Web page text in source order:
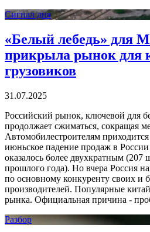
Сигнал дня
«Белый лебедь» для
прикрыла рынок для
грузовиков
31.07.2025
Российский рынок, ключевой для
продолжает сжиматься, сокращая
Автомобилестроителям
июньское падение продаж в
оказалось более двухкратным
прошлого года). Но вчера Россия
по основному конкуренту своих и
производителей. Популярные
рынка. Официальная причина -
Разбор